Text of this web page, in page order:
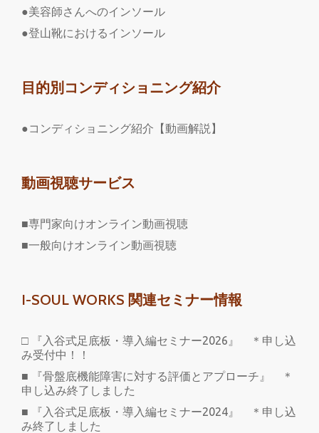
●美容師さんへのインソール
●登山靴におけるインソール
目的別コンディショニング紹介
●コンディショニング紹介【動画解説】
動画視聴サービス
■専門家向けオンライン動画視聴
■一般向けオンライン動画視聴
I-SOUL WORKS 関連セミナー情報
□ 『入谷式足底板・導入編セミナー2026』 ＊申し込
み受付中！！
■ 『骨盤底機能障害に対する評価とアプローチ』 ＊
申し込み終了しました
■ 『入谷式足底板・導入編セミナー2024』 ＊申し込
み終了しました